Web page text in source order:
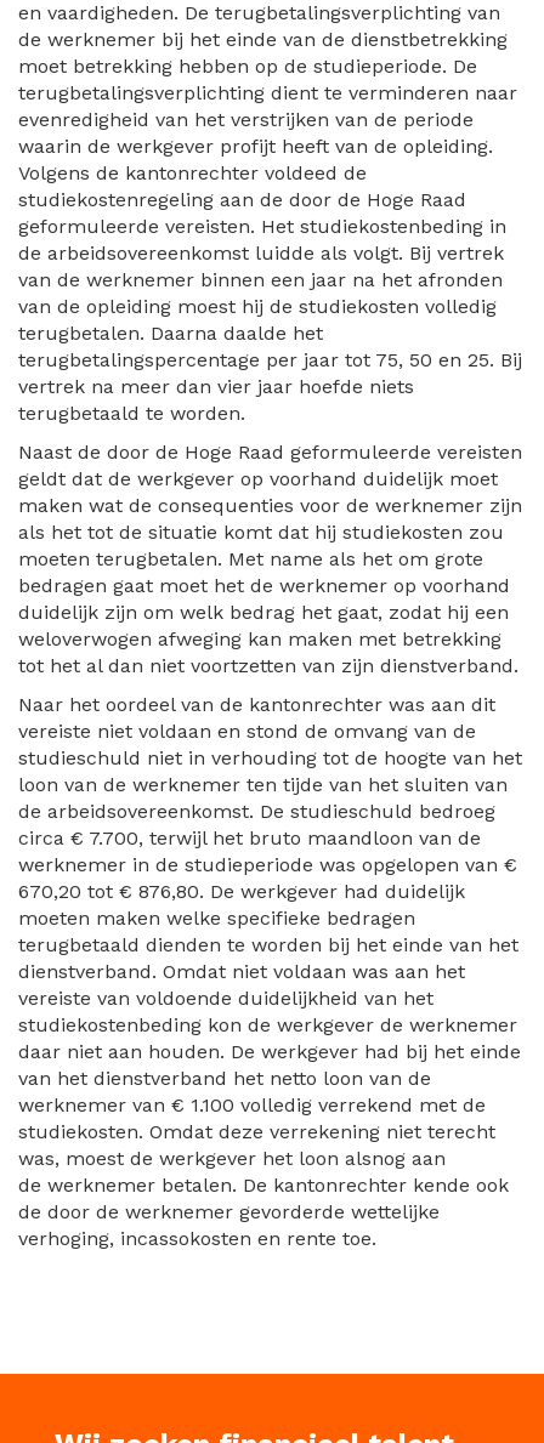
en vaardigheden. De terugbetalingsverplichting van
de werknemer bij het einde van de dienstbetrekking
moet betrekking hebben op de studieperiode. De
terugbetalingsverplichting dient te verminderen naar
evenredigheid van het verstrijken van de periode
waarin de werkgever profijt heeft van de opleiding.
Volgens de kantonrechter voldeed de
studiekostenregeling aan de door de Hoge Raad
geformuleerde vereisten. Het studiekostenbeding in
de arbeidsovereenkomst luidde als volgt. Bij vertrek
van de werknemer binnen een jaar na het afronden
van de opleiding moest hij de studiekosten volledig
terugbetalen. Daarna daalde het
terugbetalingspercentage per jaar tot 75, 50 en 25. Bij
vertrek na meer dan vier jaar hoefde niets
terugbetaald te worden.
Naast de door de Hoge Raad geformuleerde vereisten
geldt dat de werkgever op voorhand duidelijk moet
maken wat de consequenties voor de werknemer zijn
als het tot de situatie komt dat hij studiekosten zou
moeten terugbetalen. Met name als het om grote
bedragen gaat moet het de werknemer op voorhand
duidelijk zijn om welk bedrag het gaat, zodat hij een
weloverwogen afweging kan maken met betrekking
tot het al dan niet voortzetten van zijn dienstverband.
Naar het oordeel van de kantonrechter was aan dit
vereiste niet voldaan en stond de omvang van de
studieschuld niet in verhouding tot de hoogte van het
loon van de werknemer ten tijde van het sluiten van
de arbeidsovereenkomst. De studieschuld bedroeg
circa € 7.700, terwijl het bruto maandloon van de
werknemer in de studieperiode was opgelopen van €
670,20 tot € 876,80. De werkgever had duidelijk
moeten maken welke specifieke bedragen
terugbetaald dienden te worden bij het einde van het
dienstverband. Omdat niet voldaan was aan het
vereiste van voldoende duidelijkheid van het
studiekostenbeding kon de werkgever de werknemer
daar niet aan houden. De werkgever had bij het einde
van het dienstverband het netto loon van de
werknemer van € 1.100 volledig verrekend met de
studiekosten. Omdat deze verrekening niet terecht
was, moest de werkgever het loon alsnog aan
de werknemer betalen. De kantonrechter kende ook
de door de werknemer gevorderde wettelijke
verhoging, incassokosten en rente toe.